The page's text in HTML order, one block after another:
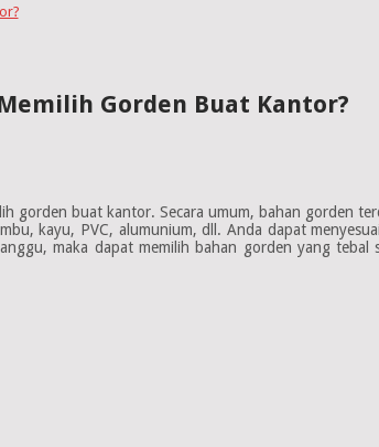
milih Gorden Buat Kantor?
gorden buat kantor. Secara umum, bahan gorden
kayu, PVC, alumunium, dll. Anda dapat
maka dapat memilih bahan gorden yang